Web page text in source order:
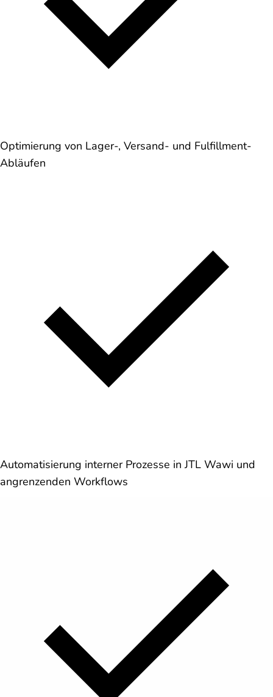
Optimierung von Lager-, Versand- und Fulfillment-
Abläufen
Automatisierung interner Prozesse in JTL Wawi und
angrenzenden Workflows